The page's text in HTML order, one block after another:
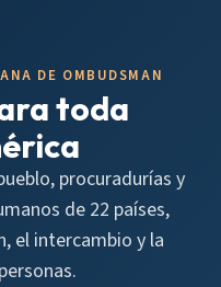
DE OMBUDSMAN
toda
procuradurías y
de 22 países,
el intercambio y la